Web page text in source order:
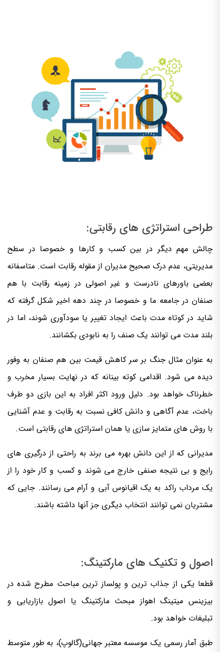
طراحی استراتژی های رقابتی:
چالش مهم دیگر در بین کسب و کارها و خصوصا در سطح
مدیریتی، عدم درک صحیح مدیران از مقوله رقابت است. متاسفانه
بعضی باورهای نادرست و غیر اصولی در زمینه رقابت با هم
صنفان در جامعه ما و خصوصا در چند دهه اخیر شکل گرفته که
شاید در کوتاه مدت باعث ایجاد تغییر یا سودآوری شوند، اما در
بلند مدت می توانند یک صنف را به نابودی بکشانند.
به عنوان مثال جنگ بر سر کاهش قیمت بین هم صنفان به وفور
دیده می شود. اقدامی کوته بینانه که در نهایت بسیار مخرب و
خطرناک خواهد بود. دلیل ورود اکثر افراد به این بازی دو طرف
باخت، عدم آگاهی و دانش کافی نسبت به رقابت و عدم آشنایی
با روش های متمایز سازی یا همان استراتژی های رقابتی است.
مدیرانی که از این دانش بهره می برند به راحتی از درگیری های
رایج و بی نتیجه صنفی خارج می شوند و کسب و کار خود را از
یک مرداب راکد به یک اقیانوس آبی و آرام می رسانند. جایی که
مشتریان نمی توانند انتخاب دیگری جز آنها داشته باشند.
اصول و تکنیک های مارکتینگ:
قطعا یکی از جذاب ترین و پولساز ترین مباحث مطرح شده در
بیزینس میتینگ اهواز مبحث مارکتینگ یا اصول بازاریابی و
تبلیغات خواهد بود.
طبق آمار رسمی یک موسسه معتبر جهانی(گالوپ)، به طور متوسط